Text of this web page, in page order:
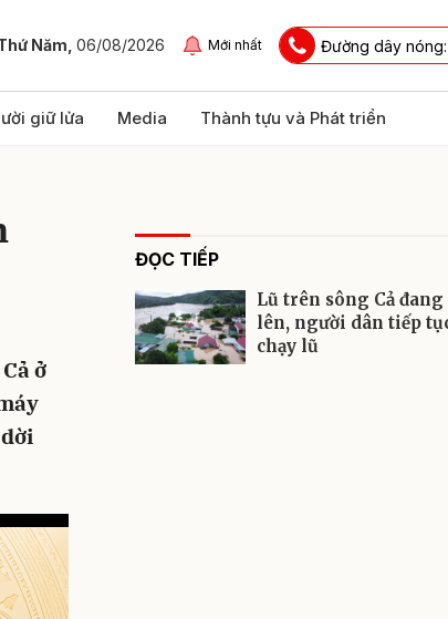
Năm, 06/08/2026 Mới nhất Đường dây nóng:
giữ lửa Media Thành tựu và Phát triển
ở
ĐỌC TIẾP
Lũ trên sông Cả đang
lên, người dân tiếp
chạy lũ
Gửi